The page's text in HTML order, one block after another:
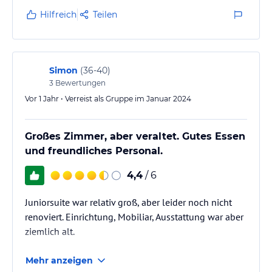
Gastronomie im Hotel
Gaumenfreuden, edle Tropfen aus dem Weinkeller, Esskultur in
vollendeter Form!
Genießen Sie unsere abwechslungsreiche Kost aus feinen Speisen
der Italienischen Küche,
ergänzt durch leckerer, regionaler Südtiroler Hausmannskost.
Frühstücksbuffet wo Sie alles finden, was Ihr Herz begehrt.
Abends bietet unser Küchenteam täglich verschiedene Menüs zur
Auswahl mit Vorspeisen- und Salatbuffet, wöchentliches
Spezialitätenabende!
In unserem Mittagsrestaurant mit einer großzügigen
hausgemachte Kuchen und verlockende Eisbecher werden
serviert.
der uns jeden Wunsch erfüllt hatte!
Hilfreich Teilen
Simon (36-40)
3 Bewertungen
Vor 1 Jahr • Verreist als Gruppe im Januar 2024
Großes Zimmer, aber veraltet. Gutes Essen
und freundliches Personal.
4,4 / 6
Juniorsuite war relativ groß, aber leider noch nicht
renoviert. Einrichtung, Mobiliar, Ausstattung war aber
ziemlich alt.
Mehr anzeigen